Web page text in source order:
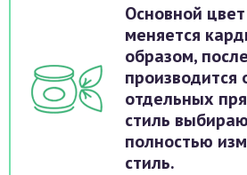
Основной
меняется
образом,
производится
отдельных
стиль
полностью
стиль.